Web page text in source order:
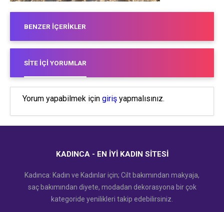
BENZER İÇERIKLER
SITE İÇI YORUMLAR
Yorum yapabilmek için giriş yapmalısınız.
KADINCA - EN İYI KADIN SITESI
Kadınca: Kadın ve Kadınlar için; Cilt bakımından makyaja,
saç bakımından diyete, modadan dekorasyona bir çok
kategoride yenilikleri takip edebilirsiniz.